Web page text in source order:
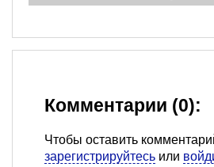
Комментарии (0):
Чтобы оставить
зарегистрируйтесь или